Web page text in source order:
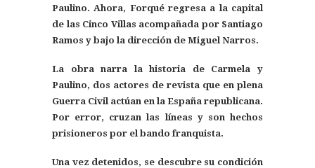
Paulino. Ahora, Forqué regresa a la capital
de las Cinco Villas acompañada por Santiago
Ramos y bajo la dirección de Miguel Narros.
La obra narra la historia de Carmela y
Paulino, dos actores de revista que en plena
Guerra Civil actúan en la España republicana.
Por error, cruzan las líneas y son hechos
prisioneros por el bando franquista.
Una vez detenidos, se descubre su condición